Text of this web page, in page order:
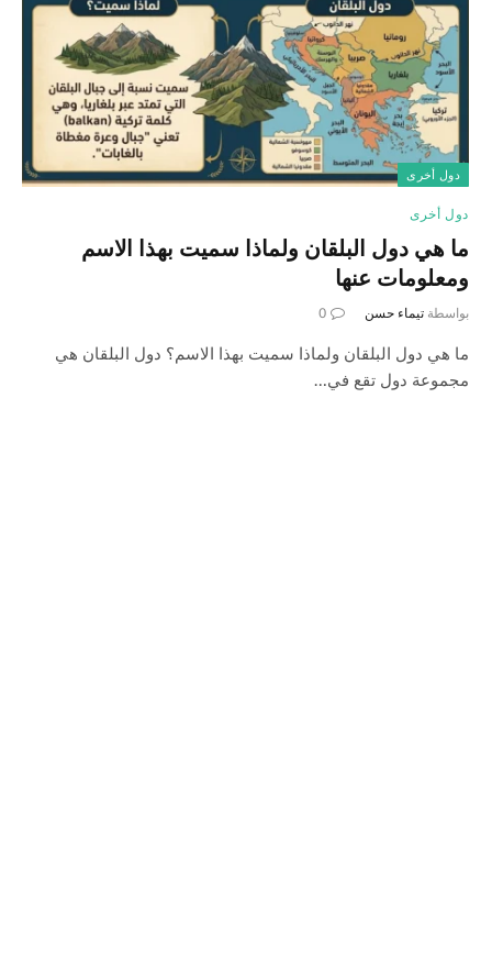
دول أخرى
دول أخرى
ما هي دول البلقان ولماذا سميت بهذا الاسم
ومعلومات عنها
بواسطة تيماء حسن 0
ما هي دول البلقان ولماذا سميت بهذا الاسم؟ دول البلقان هي
مجموعة دول تقع في…